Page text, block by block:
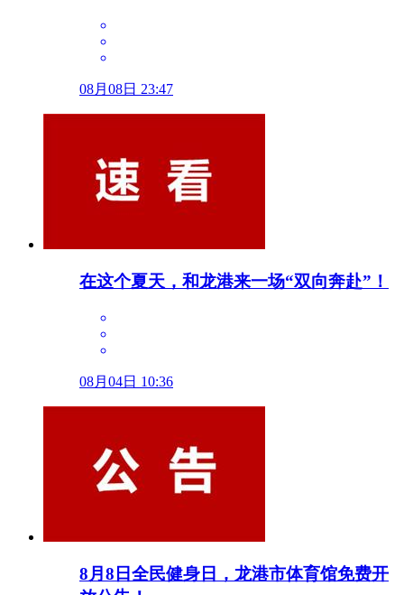
08月08日 23:47
在这个夏天，和龙港来一场“双向奔赴”！
08月04日 10:36
8月8日全民健身日，龙港市体育馆免费开